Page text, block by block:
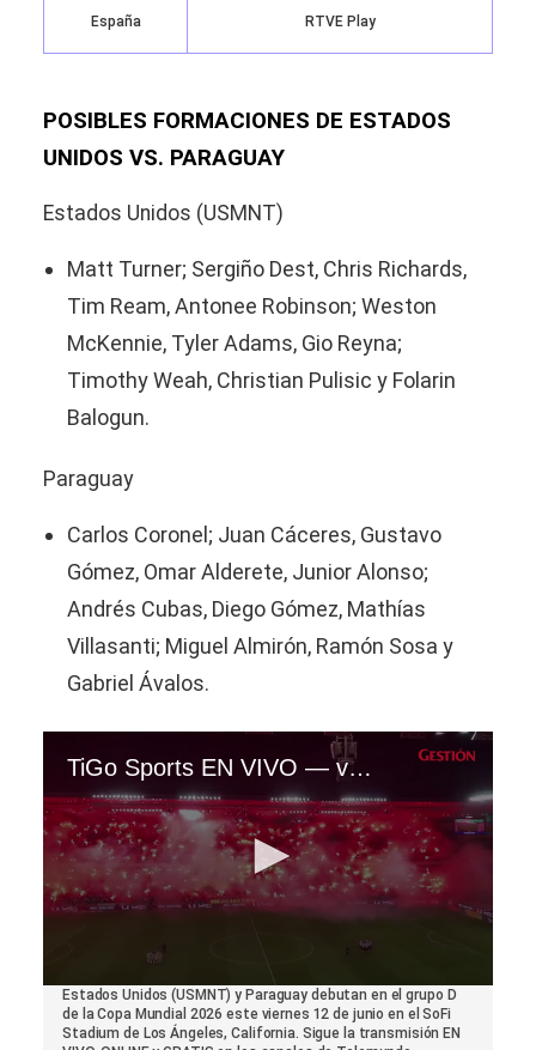
España RTVE Play
POSIBLES FORMACIONES DE ESTADOS
UNIDOS VS. PARAGUAY
Estados Unidos (USMNT)
Matt Turner; Sergiño Dest, Chris Richards,
Tim Ream, Antonee Robinson; Weston
McKennie, Tyler Adams, Gio Reyna;
Timothy Weah, Christian Pulisic y Folarin
Balogun.
Paraguay
Carlos Coronel; Juan Cáceres, Gustavo
Gómez, Omar Alderete, Junior Alonso;
Andrés Cubas, Diego Gómez, Mathías
Villasanti; Miguel Almirón, Ramón Sosa y
Gabriel Ávalos.
TiGo Sports EN VIVO — ver partido Estados Unidos (USMNT) vs. Paraguay por Fútbol TV y Online | VIDEO
seconds
Estados Unidos (USMNT) y Paraguay debutan en el grupo D
de la Copa Mundial 2026 este viernes 12 de junio en el SoFi
Stadium de Los Ángeles, California. Sigue la transmisión EN